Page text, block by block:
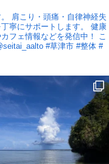
肩こり・頭痛・自律神経失
寧にサポートします。
健康
フェ情報などを発信中！
こ
#草津市 #整体 #